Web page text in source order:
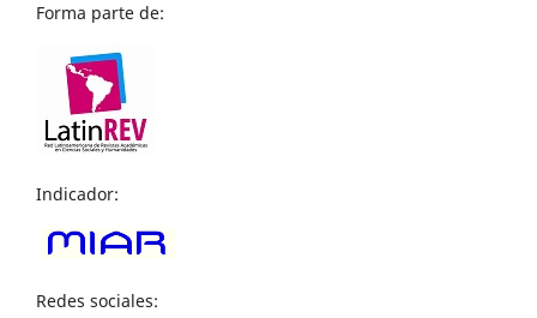
Forma parte de:
Indicador:
Redes sociales: